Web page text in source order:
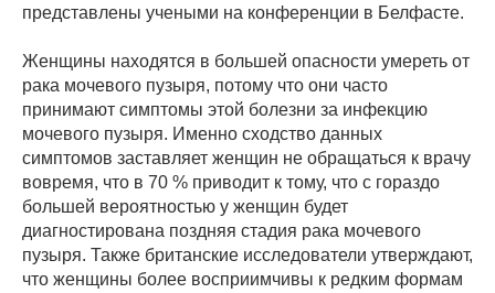
представлены учеными на конференции в Белфасте.
Женщины находятся в большей опасности умереть от
рака мочевого пузыря, потому что они часто
принимают симптомы этой болезни за инфекцию
мочевого пузыря. Именно сходство данных
симптомов заставляет женщин не обращаться к врачу
вовремя, что в 70 % приводит к тому, что с гораздо
большей вероятностью у женщин будет
диагностирована поздняя стадия рака мочевого
пузыря. Также британские исследователи утверждают,
что женщины более восприимчивы к редким формам